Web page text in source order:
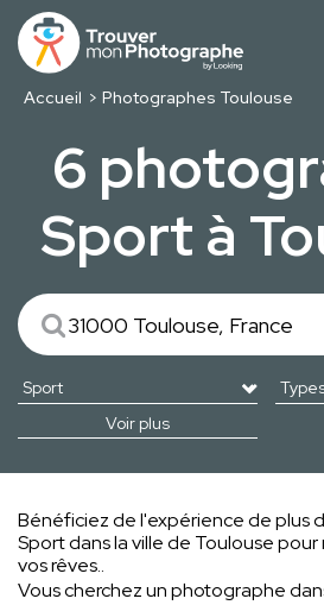
Accueil Photographes Toulouse
6
Sport à
Voir plus
Bénéficiez de l'expérience de plus
Sport dans la ville de Toulouse
vos rêves..
Vous cherchez un photographe